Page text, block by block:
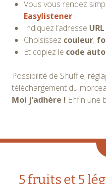
Vous vous rendez
Easylistener
Indiquez l’adresse URL
Choisissez couleur,
Et copiez le code
Possibilité de Shuffle,
téléchargement du
Moi j’adhère ! Enfin une
5 fruits et 5